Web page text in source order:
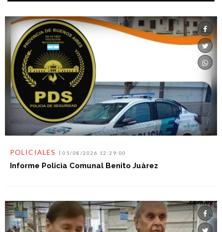
POLICIALES 05/08/2026 12:29:00
Informe Policìa Comunal Benito Juàrez